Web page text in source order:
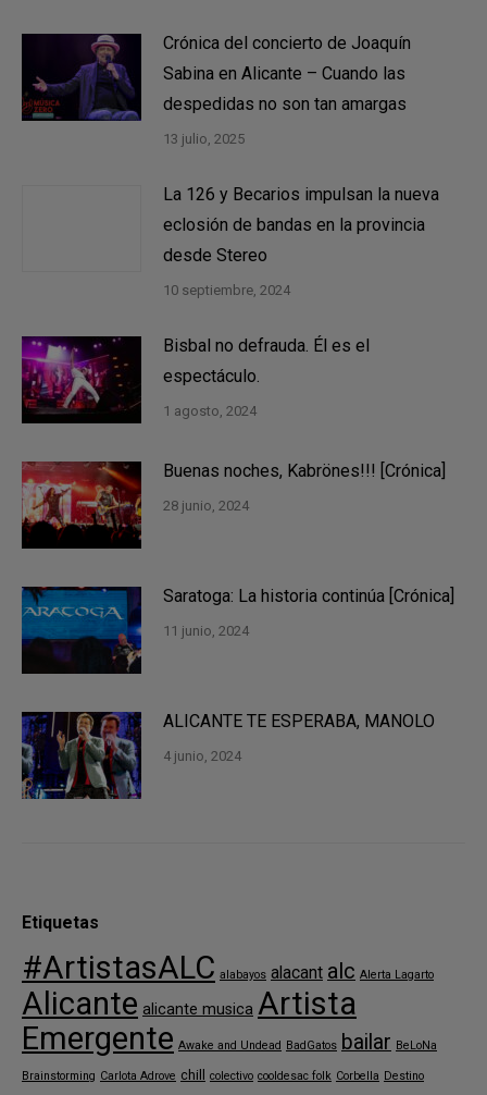
Crónica del concierto de Joaquín
Sabina en Alicante – Cuando las
despedidas no son tan amargas
13 julio, 2025
La 126 y Becarios impulsan la nueva
eclosión de bandas en la provincia
desde Stereo
10 septiembre, 2024
Bisbal no defrauda. Él es el
espectáculo.
1 agosto, 2024
Buenas noches, Kabrönes!!! [Crónica]
28 junio, 2024
Saratoga: La historia continúa [Crónica]
11 junio, 2024
ALICANTE TE ESPERABA, MANOLO
4 junio, 2024
Etiquetas
#ArtistasALC alabayos alacant alc Alerta Lagarto
Alicante alicante musica Artista
Emergente Awake and Undead BadGatos bailar BeLoNa
Brainstorming Carlota Adrove chill colectivo cooldesac folk Corbella Destino